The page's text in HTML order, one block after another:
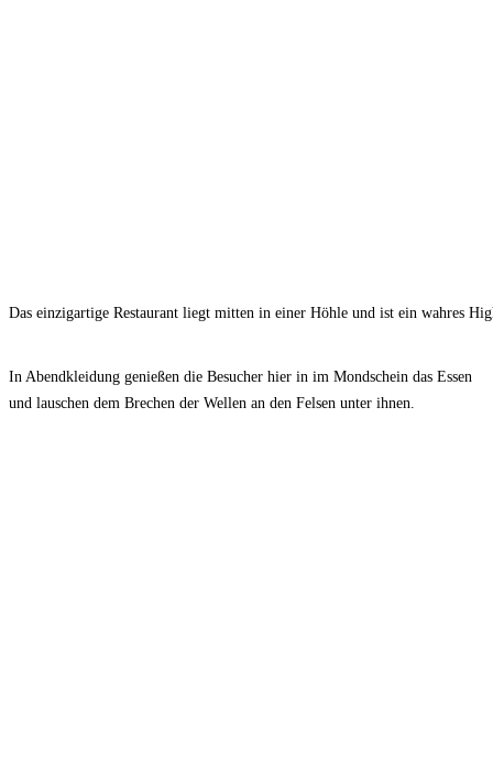
Das einzigartige Restaurant liegt mitten in einer Höhle und ist ein wahres
In Abendkleidung genießen die Besucher hier in im Mondschein das Essen
und lauschen dem Brechen der Wellen an den Felsen unter ihnen.